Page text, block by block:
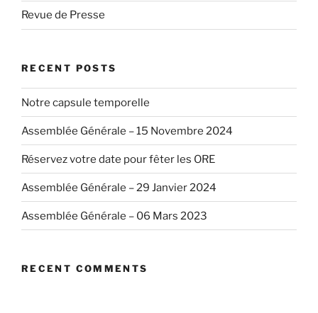
Revue de Presse
RECENT POSTS
Notre capsule temporelle
Assemblée Générale – 15 Novembre 2024
Réservez votre date pour fêter les ORE
Assemblée Générale – 29 Janvier 2024
Assemblée Générale – 06 Mars 2023
RECENT COMMENTS